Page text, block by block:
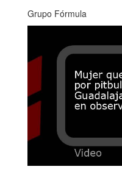
Grupo Fórmula